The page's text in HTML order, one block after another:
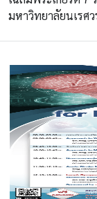
มหาวิทยาลัยนเรศ